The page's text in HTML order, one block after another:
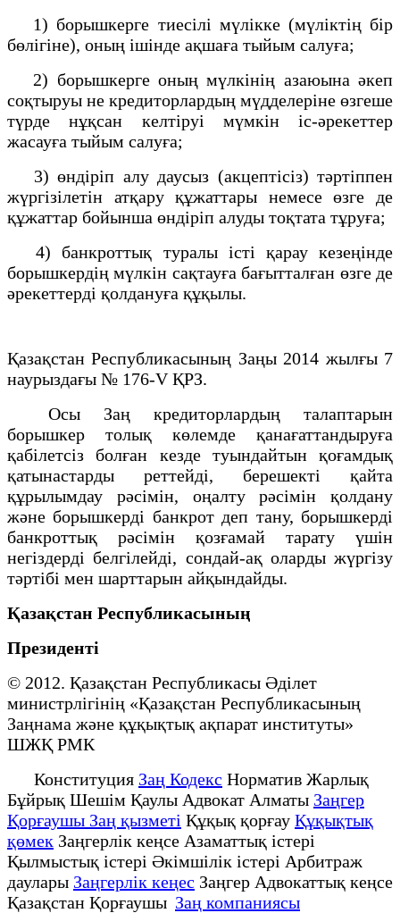
1) борышкерге тиесiлi мүлiкке (мүліктің бiр
бөлiгiне), оның iшiнде ақшаға тыйым салуға;
2) борышкерге оның мүлкiнiң азаюына әкеп
соқтыруы не кредиторлардың мүдделерiне өзгеше
түрде нұқсан келтiруi мүмкiн іс-әрекеттер
жасауға тыйым салуға;
3) өндiрiп алу даусыз (акцептісiз) тәртiппен
жүргiзiлетiн атқару құжаттары немесе өзге де
құжаттар бойынша өндiрiп алуды тоқтата тұруға;
4) банкроттық туралы істі қарау кезеңінде
борышкердің мүлкін сақтауға бағытталған өзге де
әрекеттерді қолдануға құқылы.
Қазақстан Республикасының Заңы 2014 жылғы 7
наурыздағы № 176-V ҚРЗ.
Осы Заң кредиторлардың талаптарын
борышкер толық көлемде қанағаттандыруға
қабілетсіз болған кезде туындайтын қоғамдық
қатынастарды реттейді, берешекті қайта
құрылымдау рәсімін, оңалту рәсімін қолдану
және борышкерді банкрот деп тану, борышкерді
банкроттық рәсімін қозғамай тарату үшін
негіздерді белгілейді, сондай-ақ оларды жүргізу
тәртібі мен шарттарын айқындайды.
Қазақстан Республикасының
Президенті
© 2012. Қазақстан Республикасы Әділет
министрлігінің «Қазақстан Республикасының
Заңнама және құқықтық ақпарат институты»
ШЖҚ РМК
Конституция Заң Кодекс Норматив Жарлық
Бұйрық Шешім Қаулы Адвокат Алматы Заңгер
Қорғаушы Заң қызметі Құқық қорғау Құқықтық
қөмек Заңгерлік кеңсе Азаматтық істері
Қылмыстық істері Әкімшілік істері Арбитраж
даулары Заңгерлік кеңес Заңгер Адвокаттық кеңсе
Қазақстан Қорғаушы Заң компаниясы